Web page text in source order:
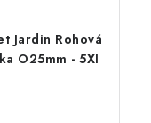
Jardin Rohová
O25mm - 5XI